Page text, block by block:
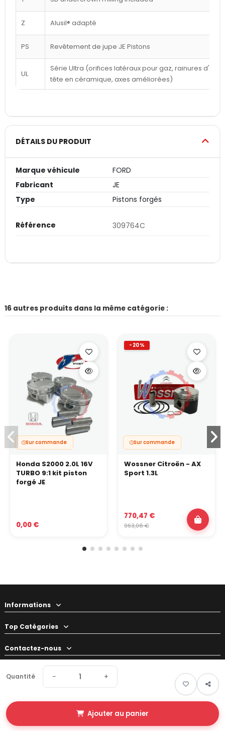
Quantité − +
Ajouter au panier
Z Alusil® adapté
PS Revêtement de jupe JE Pistons
UL
Série Ultra (orifices latéraux pour gaz, rainures
tête en céramique, axes améliorées)
DÉTAILS DU PRODUIT
Marque véhicule
FORD
Fabricant
JE
Type
Pistons forgés
Référence 309764C
16 autres produits dans la même catégorie :
Sur commande
Honda S2000 2.0L 16V
TURBO 9:1 kit piston
forgé JE
0,00 €
-20%
Sur commande
Wossner Citroën - AX
Sport 1.3L
770,47 €
963,08 €
Informations
Top Catégories
Contactez-nous
Votre préparateur
© 2026 Swapland - Tous droits réservés • Made by